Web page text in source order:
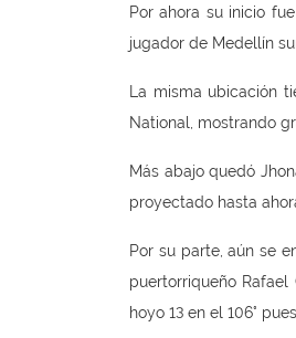
Por ahora su inicio
jugador de Medellín
La misma ubicación
National, mostrando
Más abajo quedó
proyectado hasta
Por su parte, aún se
puertorriqueño
hoyo 13 en el 106°